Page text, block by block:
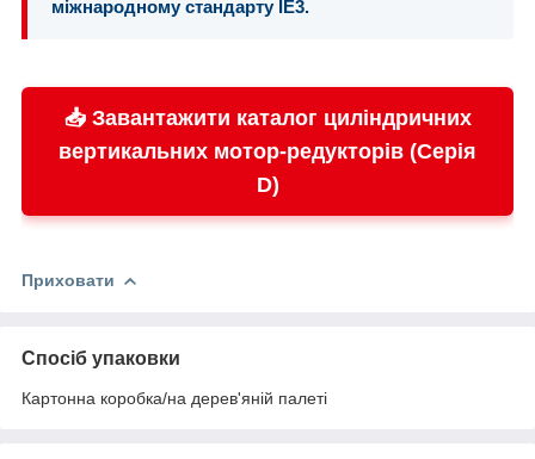
міжнародному стандарту IE3.
📥 Завантажити каталог циліндричних
вертикальних мотор-редукторів (Серія
D)
Приховати
Спосіб упаковки
Картонна коробка/на дерев'яній палеті